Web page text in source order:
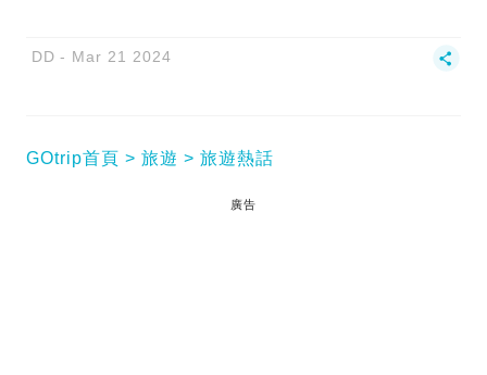
DD Mar 21 2024
GOtrip首頁 旅遊 旅遊熱話
廣告